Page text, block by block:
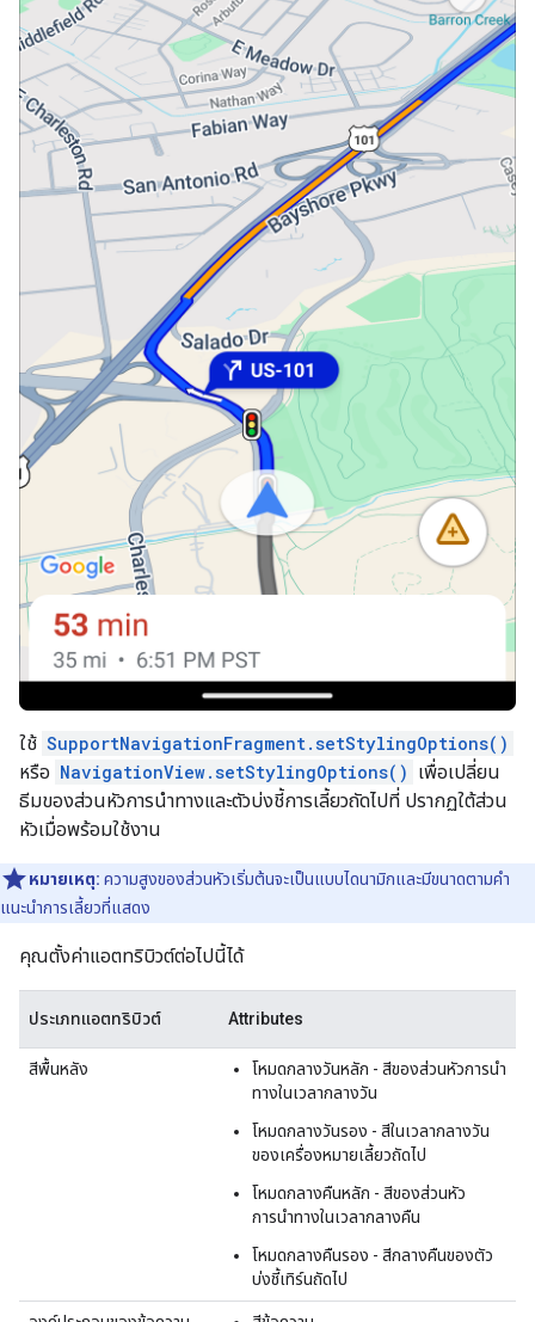
ใช้ SupportNavigationFragment.setStylingOptions()
หรือ NavigationView.setStylingOptions() เพื่อเปลี่ยน
ธีมของส่วนหัวการนำทางและตัวบ่งชี้การเลี้ยวถัดไปที่ ปรากฏใต้ส่วน
หัวเมื่อพร้อมใช้งาน
หมายเหตุ: ความสูงของส่วนหัวเริ่มต้นจะเป็นแบบไดนามิกและมีขนาดตามคำ
แนะนำการเลี้ยวที่แสดง
คุณตั้งค่าแอตทริบิวต์ต่อไปนี้ได้
ประเภทแอตทริบิวต์ Attributes
สีพื้นหลัง
โหมดกลางวันหลัก - สีของส่วนหัวการนำ
ทางในเวลากลางวัน
โหมดกลางวันรอง - สีในเวลากลางวัน
ของเครื่องหมายเลี้ยวถัดไป
โหมดกลางคืนหลัก - สีของส่วนหัว
การนำทางในเวลากลางคืน
โหมดกลางคืนรอง - สีกลางคืนของตัว
บ่งชี้เทิร์นถัดไป